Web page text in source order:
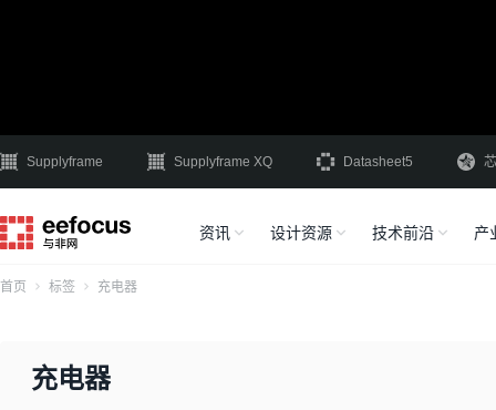
Supplyframe Supplyframe XQ Datasheet5
资讯 设计资源 技术前沿 产
首页 标签 充电器
充电器